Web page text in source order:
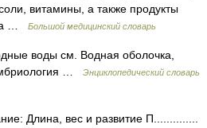
витамины, а также продукты
…
Большой медицинский словарь
воды см. Водная оболочка,
…
Энциклопедический словарь
Длина, вес и развитие П..............